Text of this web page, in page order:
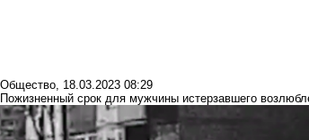
Общество, 18.03.2023 08:29
Пожизненный срок для мужчины истерзавшего